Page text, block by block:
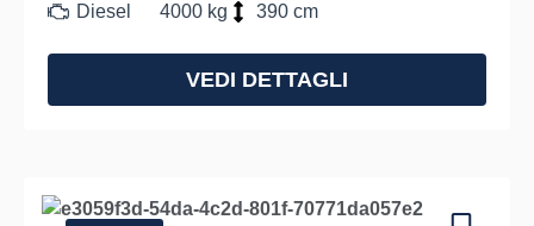
Diesel 4000 kg 390 cm
VEDI DETTAGLI